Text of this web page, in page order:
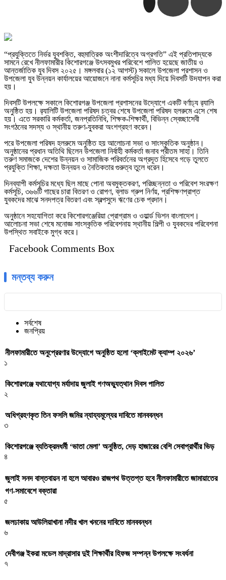
“প্রযুক্তিতে নির্ভর যুবশক্তি, বহুমাত্রিক অংশীদারিত্বে অগ্রগতি” এই প্রতিপাদ্যকে
সামনে রেখে নীলফামারীর কিশোরগঞ্জে উৎসবমুখর পরিবেশে পালিত হয়েছে জাতীয় ও
আন্তর্জাতিক যুব দিবস ২০২৫। মঙ্গলবার (১২ আগস্ট) সকালে উপজেলা প্রশাসন ও
উপজেলা যুব উন্নয়ন কার্যালয়ের আয়োজনে নানা কর্মসূচির মধ্য দিয়ে দিবসটি উদযাপন করা
হয়।
দিবসটি উপলক্ষে সকালে কিশোরগঞ্জ উপজেলা প্রশাসনের উদ্যোগে একটি বর্ণাঢ্য র‍্যালি
অনুষ্ঠিত হয়। র‍্যালিটি উপজেলা পরিষদ চত্বর শেষে উপজেলা পরিষদ হলরুমে এসে শেষ
হয়। এতে সরকারি কর্মকর্তা, জনপ্রতিনিধি, শিক্ষক-শিক্ষার্থী, বিভিন্ন স্বেচ্ছাসেবী
সংগঠনের সদস্য ও স্থানীয় তরুণ-যুবকরা অংশগ্রহণ করেন।
পরে উপজেলা পরিষদ হলরুমে অনুষ্ঠিত হয় আলোচনা সভা ও সাংস্কৃতিক অনুষ্ঠান।
অনুষ্ঠানের প্রধান অতিথি ছিলেন উপজেলা নির্বাহী কর্মকর্তা জনাব প্রীতম সাহা। তিনি
তরুণ সমাজকে দেশের উন্নয়ন ও সামাজিক পরিবর্তনের অগ্রদূত হিসেবে গড়ে তুলতে
প্রযুক্তি শিক্ষা, দক্ষতা উন্নয়ন ও নৈতিকতার গুরুত্ব তুলে ধরেন।
দিনব্যাপী কর্মসূচির মধ্যে ছিল মাছে পোনা অবমুক্তকরণ, পরিচ্ছন্নতা ও পরিবেশ সংরক্ষণ
কর্মসূচি, ৩৬৬টি গাছের চারা বিতরণ ও রোপণ, ব্লাড গ্রুপ নির্ণয়, প্রশিক্ষণপ্রাপ্ত
যুবকদের মাঝে সনদপত্র বিতরণ এবং স্বল্পসুদে ঋণের চেক প্রদান।
অনুষ্ঠানে সহযোগিতা করে কিশোরগঞ্জেরিয়া প্রোগ্রাম ও ওয়ার্ল্ড ভিশন বাংলাদেশ।
আলোচনা সভা শেষে মনোজ্ঞ সাংস্কৃতিক পরিবেশনায় স্থানীয় শিল্পী ও যুবকদের পরিবেশনা
উপস্থিত সবাইকে মুগ্ধ করে।
Facebook Comments Box
মন্তব্য করুন
সর্বশেষ
জনপ্রিয়
নীলফামারীতে অনুপ্রেরণার উদ্যোগে অনুষ্ঠিত হলো ‘ক্লাইমেট ক্যাম্প ২০২৬’
১
কিশোরগঞ্জে যথাযোগ্য মর্যাদায় জুলাই গণঅভ্যুত্থান দিবস পালিত
২
অধিগ্রহণকৃত তিন ফসলি জমির ন্যায্যমূল্যের দাবিতে মানববন্ধন
৩
কিশোরগঞ্জে ব্যতিক্রমধর্মী ‘ভাতা মেলা’ অনুষ্ঠিত, দেড় হাজারের বেশি সেবাপ্রার্থীর ভিড়
৪
জুলাই সনদ বাস্তবায়ন না হলে আবারও রাজপথ উত্তপ্ত হবে নীলফামারীতে জামায়াতের
গণ-সমাবেশে বক্তারা
৫
জলঢাকায় আউলিয়াখানা নদীর খাল খননের দাবিতে মানববন্ধন
৬
দেবীগঞ্জ ইকরা মডেল মাদ্রাসার দুই শিক্ষার্থীর হিফজ সম্পন্ন উপলক্ষে সংবর্ধনা
৭